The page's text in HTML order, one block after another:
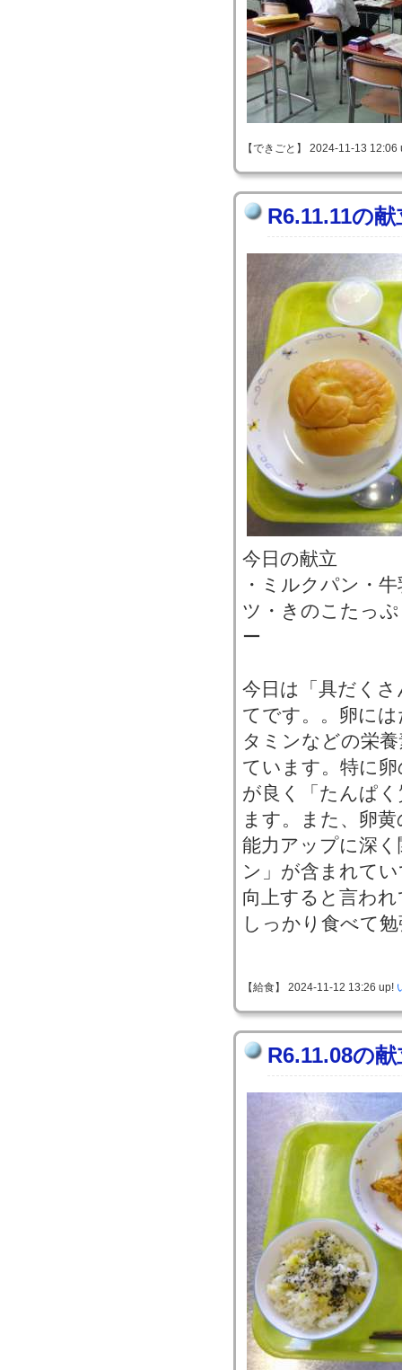
【できごと】 2024-11-13
R6.11.11の献
今日の献立
・ミルクパン・
ツ・きのこたっ
ー
今日は「具だく
てです。。卵に
タミンなどの栄
ています。特に
が良く「たんぱ
ます。また、卵
能力アップに深
ン」が含まれて
向上すると言わ
しっかり食べて
【給食】 2024-11-12 13:26 up!
R6.11.08の献